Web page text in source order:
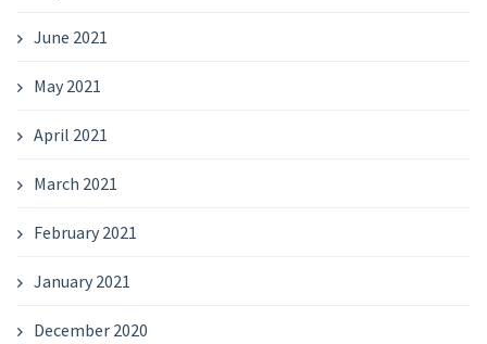
June 2021
May 2021
April 2021
March 2021
February 2021
January 2021
December 2020